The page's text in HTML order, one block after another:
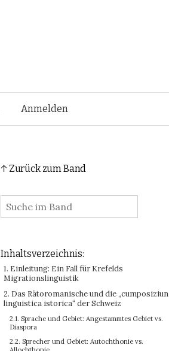
Anmelden
↑ Zurück zum Band
:
Inhaltsverzeichnis:
1. Einleitung: Ein Fall für Krefelds
Migrationslinguistik
2. Das Rätoromanische und die „cumposiziun
linguistica istorica“ der Schweiz
2.1. Sprache und Gebiet: Angestammtes Gebiet vs.
Diaspora
2.2. Sprecher und Gebiet: Autochthonie vs.